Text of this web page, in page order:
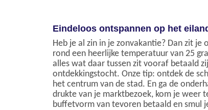
Eindeloos ontspannen op het
Heb je al zin in je zonvakantie? Dan zit je
rond een heerlijke temperatuur van 25
alles wat daar tussen zit vooraf betaald
ontdekkingstocht. Onze tip: ontdek de
het centrum van de stad. En ga de
drukte van je marktbezoek, kom je weer
buffetvorm van tevoren betaald en smul